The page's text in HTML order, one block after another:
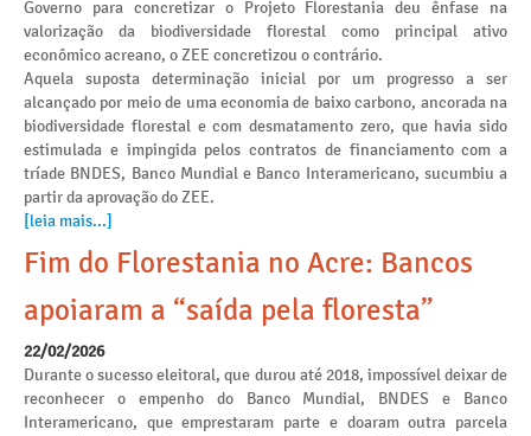
Governo para concretizar o Projeto Florestania deu ênfase na
valorização da biodiversidade florestal como principal ativo
econômico acreano, o ZEE concretizou o contrário.
Aquela suposta determinação inicial por um progresso a ser
alcançado por meio de uma economia de baixo carbono, ancorada na
biodiversidade florestal e com desmatamento zero, que havia sido
estimulada e impingida pelos contratos de financiamento com a
tríade BNDES, Banco Mundial e Banco Interamericano, sucumbiu a
partir da aprovação do ZEE.
[leia mais...]
Fim do Florestania no Acre: Bancos
apoiaram a “saída pela floresta”
22/02/2026
Durante o sucesso eleitoral, que durou até 2018, impossível deixar de
reconhecer o empenho do Banco Mundial, BNDES e Banco
Interamericano, que emprestaram parte e doaram outra parcela